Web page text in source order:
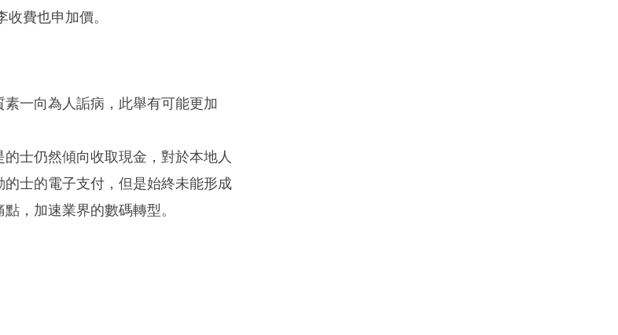
費也申加價。
一向為人詬病，此舉有可能更加
士仍然傾向收取現金，對於本地人
士的電子支付，但是始終未能形成
，加速業界的數碼轉型。